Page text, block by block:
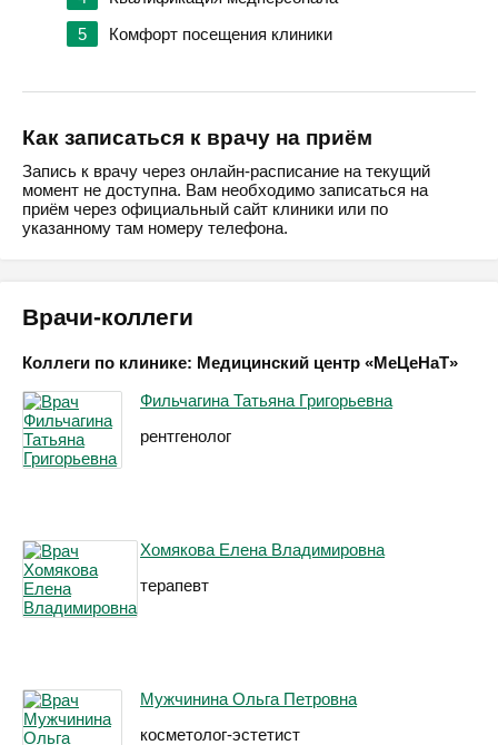
5
Комфорт посещения клиники
Как записаться к врачу на приём
Запись к врачу через онлайн-расписание на текущий
момент не доступна. Вам необходимо записаться на
приём через официальный сайт клиники или по
указанному там номеру телефона.
Врачи-коллеги
Коллеги по клинике: Медицинский центр «МеЦеНаТ»
Фильчагина Татьяна Григорьевна
рентгенолог
Хомякова Елена Владимировна
терапевт
Мужчинина Ольга Петровна
косметолог-эстетист